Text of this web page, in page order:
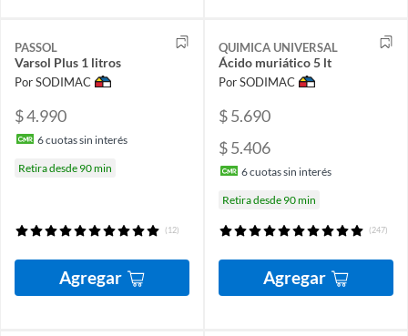
PASSOL
Varsol Plus 1 litros
Por SODIMAC
$ 4.990
6cuotas sin interés
Retira desde 90 min
(12)
Agregar
QUIMICA UNIVERSAL
Ácido muriático 5 lt
Por SODIMAC
$ 5.690
$ 5.406
6cuotas sin interés
Retira desde 90 min
(247)
Agregar